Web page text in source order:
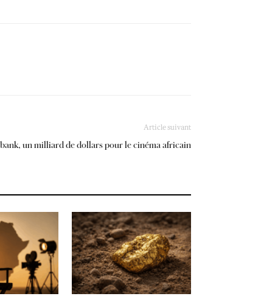
Article suivant
un milliard de dollars pour le cinéma africain